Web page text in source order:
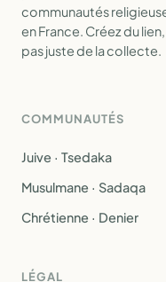
communautés
en France. Créez du lien,
pas juste de la collecte.
COMMUNAUTÉS
Juive · Tsedaka
Musulmane · Sadaqa
Chrétienne · Denier
LÉGAL